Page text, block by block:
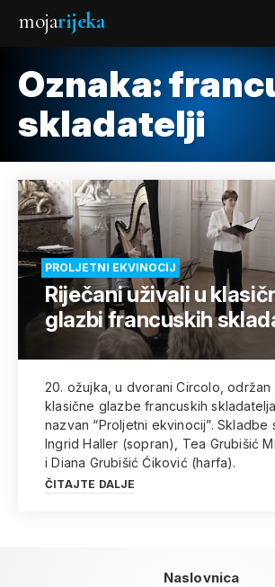
mojarijeka
Oznaka:
skladatelji
PROLJETNI EKVINOCIJ
Riječani uživali u
glazbi francuskih
20. ožujka, u dvorani Circolo,
klasične glazbe francuskih
nazvan “Proljetni ekvinocij”. Skladbe
Ingrid Haller (sopran), Tea Grubišić
i Diana Grubišić Ćiković (harfa).
ČITAJTE DALJE
Naslovnica